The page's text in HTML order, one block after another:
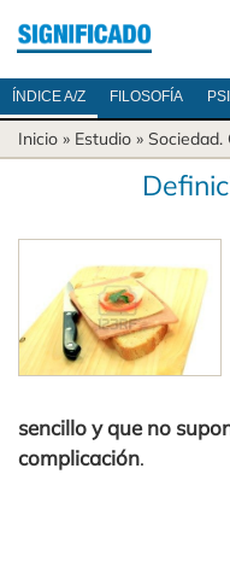
ÍNDICE A/Z FILOSOFÍA
Inicio » Estudio » Sociedad.
sencillo y que no
complicación.